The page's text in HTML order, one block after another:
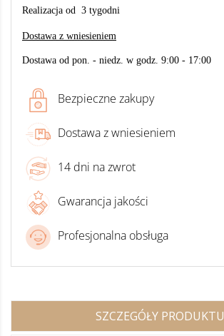
Realizacja od 3 tygodni
Dostawa z wniesieniem
Dostawa od pon. - niedz. w godz. 9:00 - 17:00
Bezpieczne zakupy
Dostawa z wniesieniem
14 dni na zwrot
Gwarancja jakości
Profesjonalna obsługa
SZCZEGÓŁY PRODUKTU